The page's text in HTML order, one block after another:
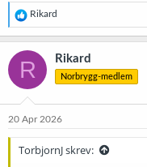
R
e
a
k
s
j
o
e
Rikard
R Rikard
Norbrygg-medlem
20 Apr 2026
TorbjornJ skrev: